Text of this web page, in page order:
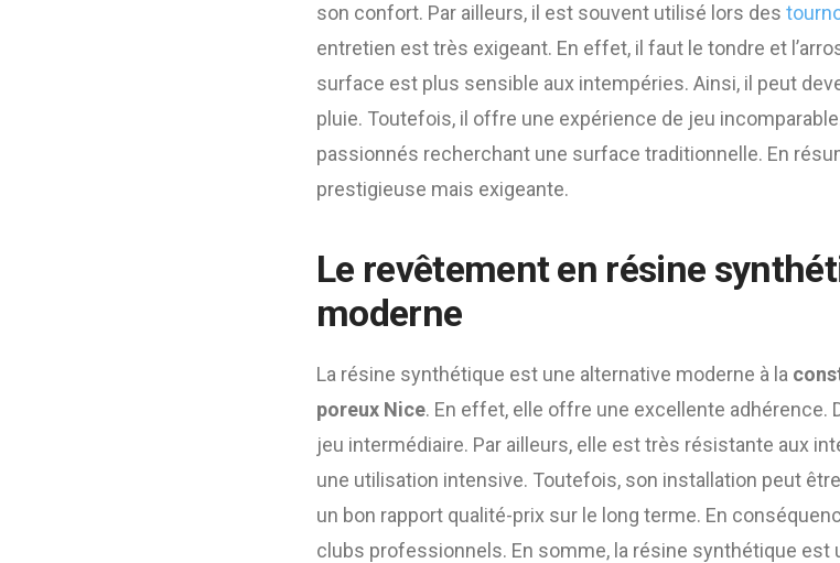
son confort. Par ailleurs, il est souvent utilisé lors des
entretien est très exigeant. En effet, il faut le tondre et
surface est plus sensible aux intempéries. Ainsi, il peut
pluie. Toutefois, il offre une expérience de jeu
passionnés recherchant une surface traditionnelle. En
prestigieuse mais exigeante.
Le revêtement en résine
moderne
La résine synthétique est une alternative moderne à la
poreux Nice. En effet, elle offre une excellente adhérence.
jeu intermédiaire. Par ailleurs, elle est très résistante aux
une utilisation intensive. Toutefois, son installation peut
un bon rapport qualité-prix sur le long terme. En
clubs professionnels. En somme, la résine synthétique est